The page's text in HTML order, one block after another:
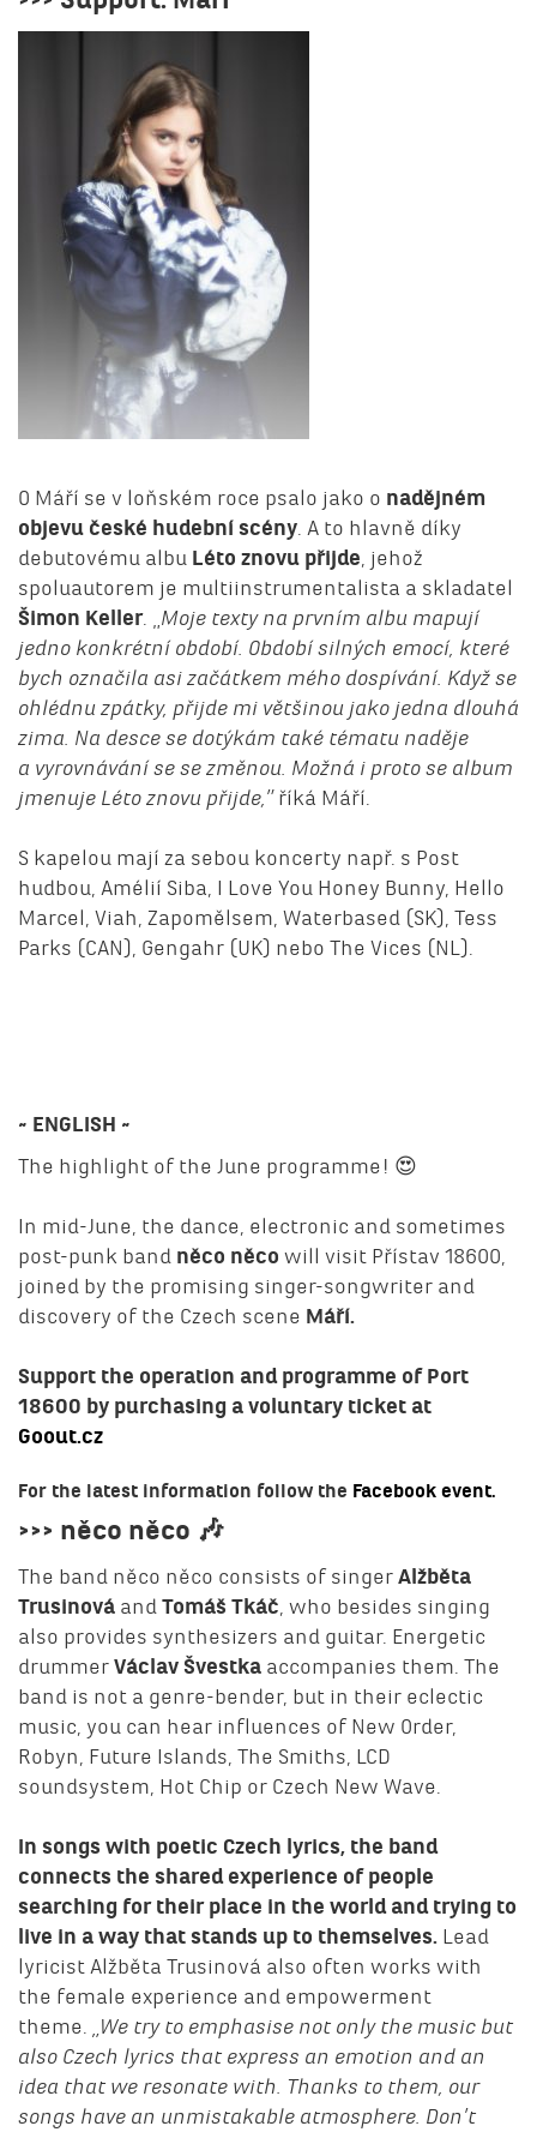
O Máří se v loňském roce psalo jako o nadějném
objevu české hudební scény. A to hlavně díky
debutovému albu Léto znovu přijde, jehož
spoluautorem je multiinstrumentalista a skladatel
Šimon Keller. „ Moje texty na prvním albu mapují
jedno konkrétní období. Období silných emocí, které
bych označila asi začátkem mého dospívání. Když se
ohlédnu zpátky, přijde mi většinou jako jedna dlouhá
zima. Na desce se dotýkám také tématu naděje
a vyrovnávání se se změnou. Možná i proto se album
jmenuje Léto znovu přijde,”říká Máří.
S kapelou mají za sebou koncerty např. s Post
hudbou, Amélií Siba, I Love You Honey Bunny, Hello
Marcel, Viah, Zapomělsem, Waterbased (SK), Tess
Parks (CAN), Gengahr (UK) nebo The Vices (NL).
~ ENGLISH ~
The highlight of the June programme! 😍
In mid-June, the dance, electronic and sometimes
post-punk band něco něco will visit Přístav 18600,
joined by the promising singer-songwriter and
discovery of the Czech scene Máří.
Support the operation and programme of Port
18600 by purchasing a voluntary ticket at
Goout.cz
For the latest information follow the Facebook event.
>>> něco něco 🎶
The band něco něco consists of singer Alžběta
Trusinová and Tomáš Tkáč , who besides singing
also provides synthesizers and guitar. Energetic
drummer Václav Švestka accompanies them. The
band is not a genre-bender, but in their eclectic
music, you can hear influences of New Order,
Robyn, Future Islands, The Smiths, LCD
soundsystem, Hot Chip or Czech New Wave.
In songs with poetic Czech lyrics, the band
connects the shared experience of people
searching for their place in the world and trying to
live in a way that stands up to themselves. Lead
lyricist Alžběta Trusinová also often works with
the female experience and empowerment
theme.
„We try to emphasise not only the music but
also Czech lyrics that express an emotion and an
idea that we resonate with. Thanks to them, our
songs have an unmistakable atmosphere. Don’t